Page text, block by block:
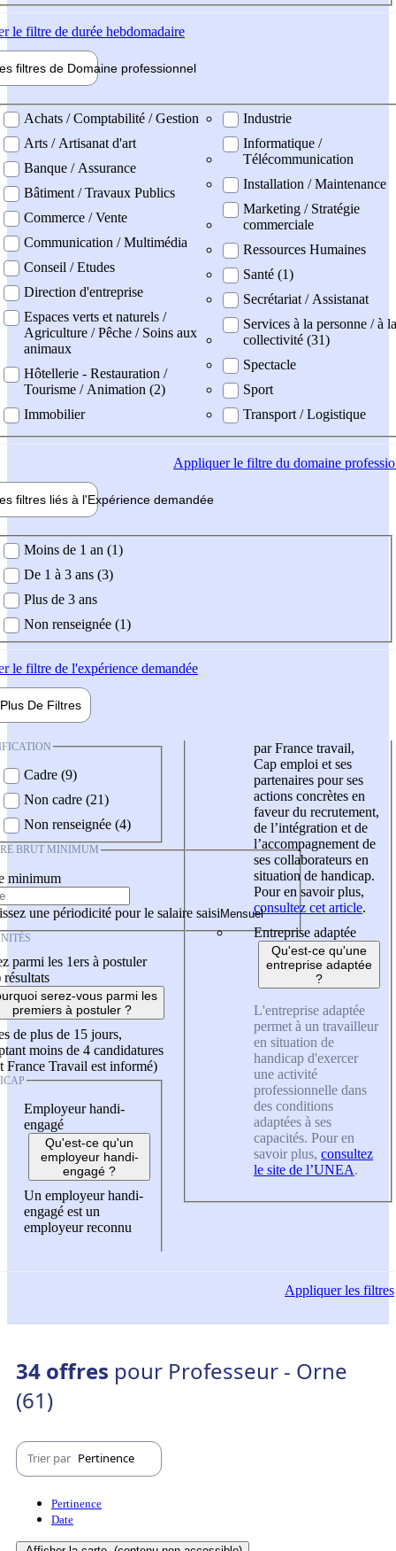
le filtre de durée hebdomadaire
filtres de Domaine professionnel
professionel
Achats / Comptabilité / Gestion
Arts / Artisanat d'art
Banque / Assurance
Bâtiment / Travaux Publics
Commerce / Vente
Communication / Multimédia
Conseil / Etudes
Direction d'entreprise
Espaces verts et naturels /
Agriculture / Pêche / Soins aux
animaux
Hôtellerie - Restauration /
Tourisme / Animation (2)
Immobilier
Industrie
Informatique /
Télécommunication
Installation / Maintenance
Marketing / Stratégie
commerciale
Ressources Humaines
Santé (1)
Secrétariat / Assistanat
Services à la personne / à la
collectivité (31)
Spectacle
Sport
Transport / Logistique
Appliquerle filtre du domaine
filtres liés à l'Expérience demandée
demandée
Moins de 1 an (1)
De 1 à 3 ans (3)
Plus de 3 ans
Non renseignée (1)
le filtre de l'expérience demandée
Plus De Filtres
Cadre (9)
Non cadre (21)
Non renseignée (4)
BRUT MINIMUM
minimum
une périodicité pour le salaire saisi
parmi les 1ers à postuler
résultats
serez-vous parmi les
premiers à postuler ?
de plus de 15 jours,
moins de 4 candidatures
France Travail est informé)
Employeur handi-
engagé
Qu'est-ce qu'un
employeur handi-
engagé ?
Un employeur handi-
engagé est un
employeur reconnu
par France travail,
Cap emploi et ses
partenaires pour ses
actions concrètes en
faveur du recrutement,
de l’intégration et de
l’accompagnement de
ses collaborateurs en
situation de handicap.
Pour en savoir plus,
consultez cet article.
Entreprise adaptée
Qu'est-ce qu'une
entreprise adaptée
?
L'entreprise adaptée
permet à un travailleur
en situation de
handicap d'exercer
une activité
professionnelle dans
des conditions
adaptées à ses
capacités. Pour en
savoir plus, consultez
le site de l’UNEA.
Appliquerles filtres
34 offres pour Professeur - Orne
(61)
Trier par Pertinence
Pertinence
Date